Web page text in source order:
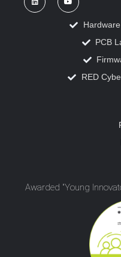
PCB
RED
Awarded "Young